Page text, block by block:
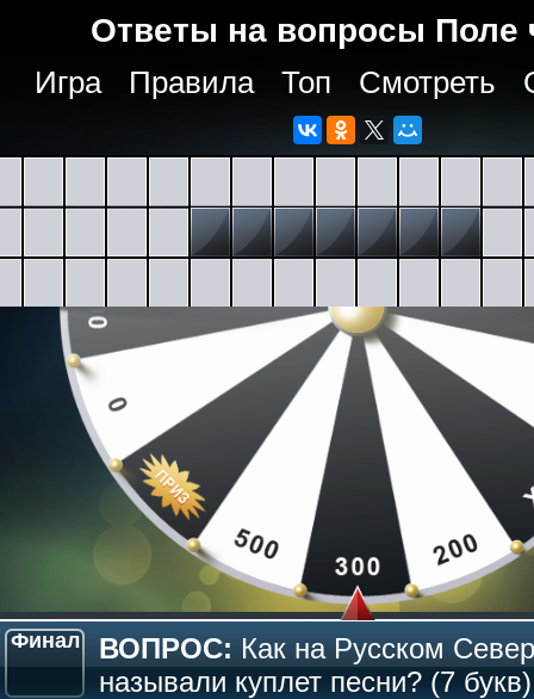
Ответы на вопросы Поле
Игра Правила Топ Смотреть
Финал ВОПРОС: Как на Русском
называли куплет песни? (7 букв)